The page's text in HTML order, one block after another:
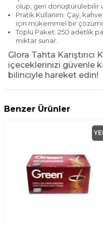
olup, geri dönüştürülebilir
Pratik Kullanım: Çay,
için mükemmel bir
Toplu Paket: 250 adetlik
miktar sunar.
Glora Tahta Karıştırıcı
içeceklerinizi güvenle
bilinciyle hareket edin!
Benzer Ürünler